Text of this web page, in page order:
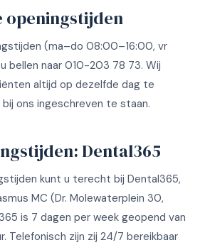
openingstijden
(ma–do 08:00–16:00, vr
bellen naar 010-203 78 73. Wij
altijd op dezelfde dag te
ons ingeschreven te staan.
Dental365
kunt u terecht bij Dental365,
MC (Dr. Molewaterplein 30,
is 7 dagen per week geopend van
zijn zij 24/7 bereikbaar